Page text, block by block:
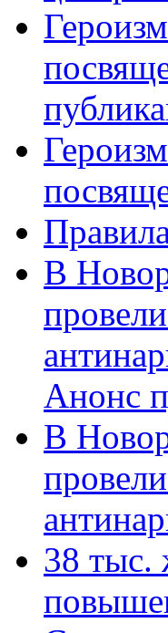
В
Анонс
В
38 тыс.